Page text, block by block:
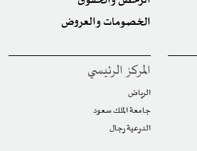
الخصومات والعروض
المركز الرئيسي
الرياض
جامعة الملك سعود
الدرعية رجال